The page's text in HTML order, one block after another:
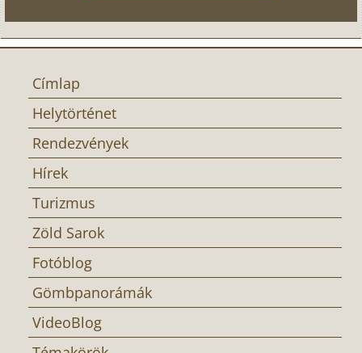
Címlap
Helytörténet
Rendezvények
Hírek
Turizmus
Zöld Sarok
Fotóblog
Gömbpanorámák
VideoBlog